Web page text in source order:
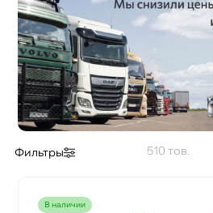
Фильтры 510
наличии